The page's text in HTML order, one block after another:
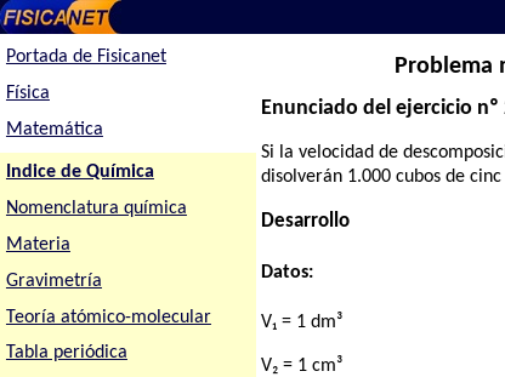
Portada de Fisicanet
Física
Matemática
Indice de Química
Nomenclatura química
Materia
Gravimetría
Teoría atómico-molecular
Tabla periódica
Problema
Enunciado del ejercicio nº
Si la velocidad de
disolverán 1.000 cubos de
Desarrollo
Datos:
V₁ = 1 dm³
V₂ = 1 cm³